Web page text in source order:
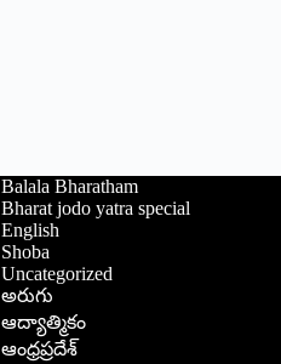
Balala Bharatham
Bharat jodo yatra special
English
Shoba
Uncategorized
అరుగు
ఆద్యాత్మికం
ఆంధ్రప్రదేశ్